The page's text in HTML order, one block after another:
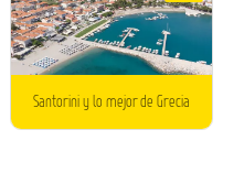
Santorini y lo mejor de Grecia